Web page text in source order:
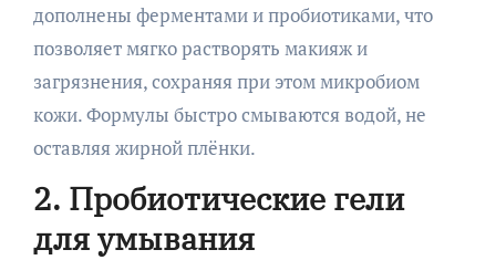
дополнены ферментами и пробиотиками, что
позволяет мягко растворять макияж и
загрязнения, сохраняя при этом микробиом
кожи. Формулы быстро смываются водой, не
оставляя жирной плёнки.
2. Пробиотические гели
для умывания